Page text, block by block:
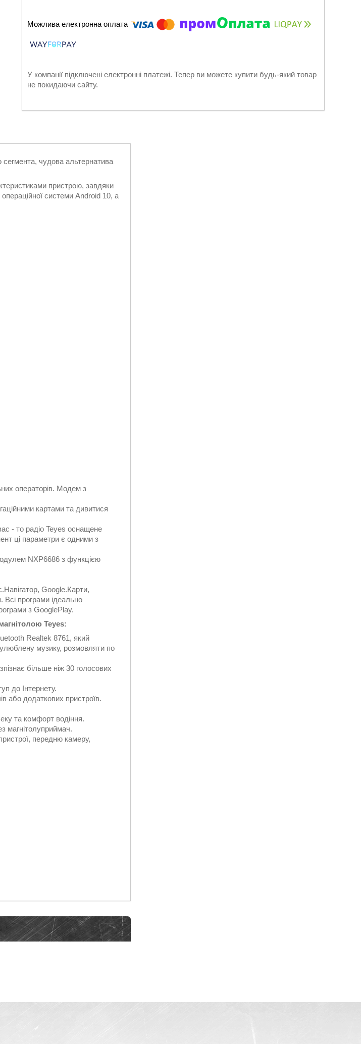
У компанії підключені електронні платежі. Тепер ви можете купити будь-який товар
не покидаючи сайту.
чудова альтернатива
пристрою, завдяки
системи Android 10, а
операторів. Модем з
картами та дивитися
- то радіо Teyes оснащене
ці параметри є одними з
NXP6686 з функцією
Google.Карти,
програми ідеально
з GooglePlay.
Teyes:
Realtek 8761, який
музику, розмовляти по
більше ніж 30 голосових
до Інтернету.
або додаткових пристроїв.
та комфорт водіння.
магнітолуприймач.
передню камеру,